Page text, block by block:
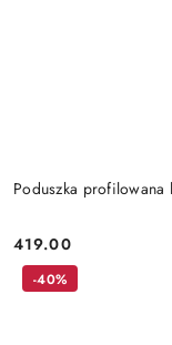
Poduszka profilowana
Cena:
419.00
-40%